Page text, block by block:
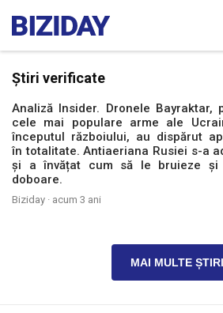
Știri verificate
Analiză Insider. Dronele Bayraktar,
cele mai populare arme ale
începutul războiului, au dispărut
în totalitate. Antiaeriana Rusiei s-a
și a învățat cum să le bruieze și
doboare.
Biziday · acum 3 ani
MAI MULTE ȘTIRI